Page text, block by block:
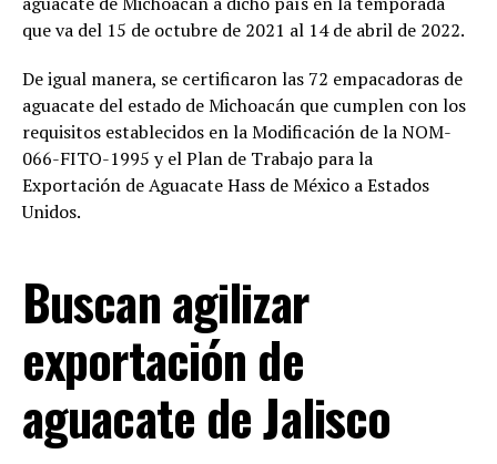
que va del 15 de octubre de 2021 al 14 de abril de 2022.
De igual manera, se certificaron las 72 empacadoras de
aguacate del estado de Michoacán que cumplen con los
requisitos establecidos en la Modificación de la NOM-
066-FITO-1995 y el Plan de Trabajo para la
Exportación de Aguacate Hass de México a Estados
Unidos.
Buscan agilizar
exportación de
aguacate de Jalisco